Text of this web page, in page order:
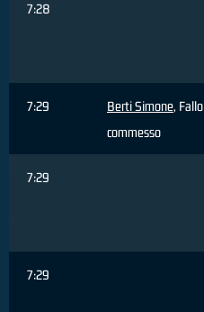
7:28
7:29 Berti Simone, Fallo
commesso
7:29
7:29